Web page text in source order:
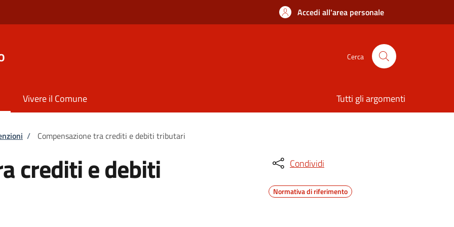
Accedi all'area personale
Cerca
Vivere il Comune Tutti gli argomenti
/ Compensazione tra crediti e debiti tributari
crediti e debiti Condividi
Normativa di riferimento